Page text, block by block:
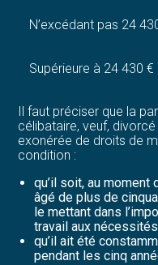
N’excédant pas 24
Supérieure à 24 430 €
Il faut préciser que la
célibataire, veuf,
exonérée de droits de
condition :
qu’il soit, au moment
âgé de plus de
le mettant dans
travail aux
qu’il ait été
pendant les cinq